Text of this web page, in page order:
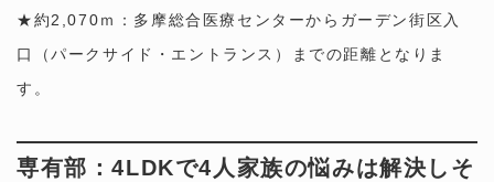
★約2,070ｍ：多摩総合医療センターからガーデン街区入
口（パークサイド・エントランス）までの距離となりま
す。
専有部：4LDKで4人家族の悩みは解決しそ